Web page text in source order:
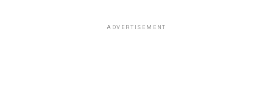
ADVERTISEMENT